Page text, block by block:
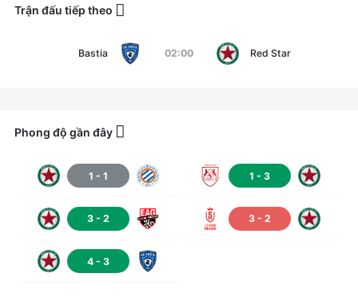
Trận đấu tiếp theo
Bastia 02:00 Red Star
Phong độ gần đây
1 - 1 1 -3
3- 2 3 -2
4- 3